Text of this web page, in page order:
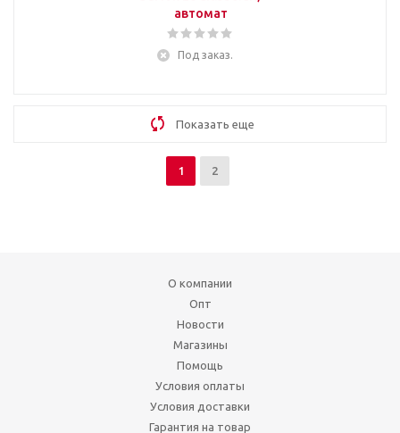
автомат
Под заказ.
Показать еще
1 2
О компании
Опт
Новости
Магазины
Помощь
Условия оплаты
Условия доставки
Гарантия на товар